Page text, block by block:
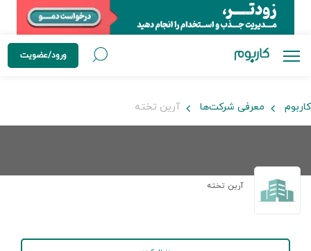
ورود/عضویت
کاربوم معرفی شرکت‌ها آرین تخته
آرین تخته